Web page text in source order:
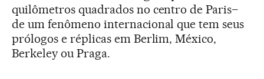
quilômetros quadrados no centro de Paris–
de um fenômeno internacional que tem seus
prólogos e réplicas em Berlim, México,
Berkeley ou Praga.